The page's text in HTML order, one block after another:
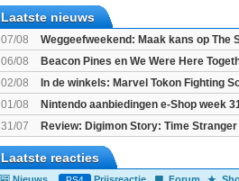
Laatste nieuws
07/08
Weggeefweekend: Maak kans op The
Mario Galaxy movie (2x)!
06/08
Beacon Pines en We Were Here
Gratis
02/08
In de winkels: Marvel Tokon Fighting
Beast of Reincarnation
01/08
Nintendo aanbiedingen e-Shop week
voor Switch 2
31/07 Review: Digimon Story: Time Stranger
Laatste reacties